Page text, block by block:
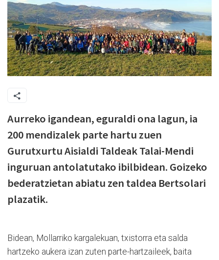
Aurreko igandean, eguraldi ona lagun, ia
200 mendizalek parte hartu zuen
Gurutxurtu Aisialdi Taldeak Talai-Mendi
inguruan antolatutako ibilbidean. Goizeko
bederatzietan abiatu zen taldea Bertsolari
plazatik.
Bidean, Mollarriko kargalekuan, txistorra eta salda
hartzeko aukera izan zuten parte-hartzaileek, baita